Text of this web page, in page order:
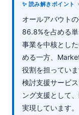
✨ 読み解きポイント
オールアバウト
86.8%を占める
事業を中核とし
める一方、
役割を担ってい
検討支援サービ
ング支援として
実現しています。